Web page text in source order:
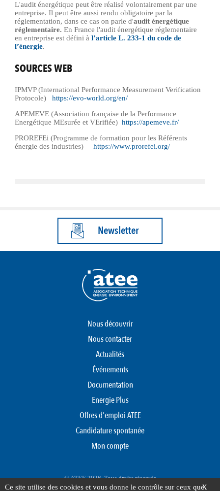
L'audit énergétique peut être réalisé volontairement par une
entreprise. Il peut être aussi rendu obligatoire par la
réglementation, dans ce cas on parle d'audit énergétique
réglementaire. En France l'audit énergétique réglementaire
en entreprise est défini à l’article L. 233-1 du code de
l’énergie.
SOURCES WEB
IPMVP (International Performance Measurement Verification
Protocole) https://evo-world.org/en/
APEMEVE (Association française de la Performance
Energétique MEsurée et VErifiée) https://apemeve.fr/
PROREFEi (Programme de formation pour les Référents
énergie des industries) https://www.prorefei.org/
Newsletter
Nous découvrir
Nous contacter
Actualités
Événements
Documentation
Energie Plus
Offres d'emploi ATEE
Candidature spontanée
Mon compte
© ATEE 2026. Tous droits réservés
X
Ce site utilise des cookies et vous donne le contrôle sur ceux que